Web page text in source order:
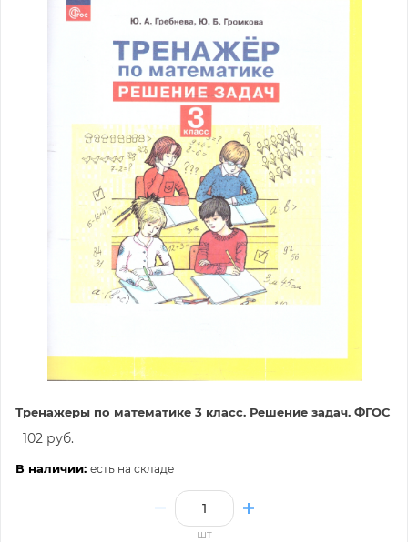
Тренажеры по математике 3 класс. Решение задач. ФГОС
102 руб.
В наличии: есть на складе
шт